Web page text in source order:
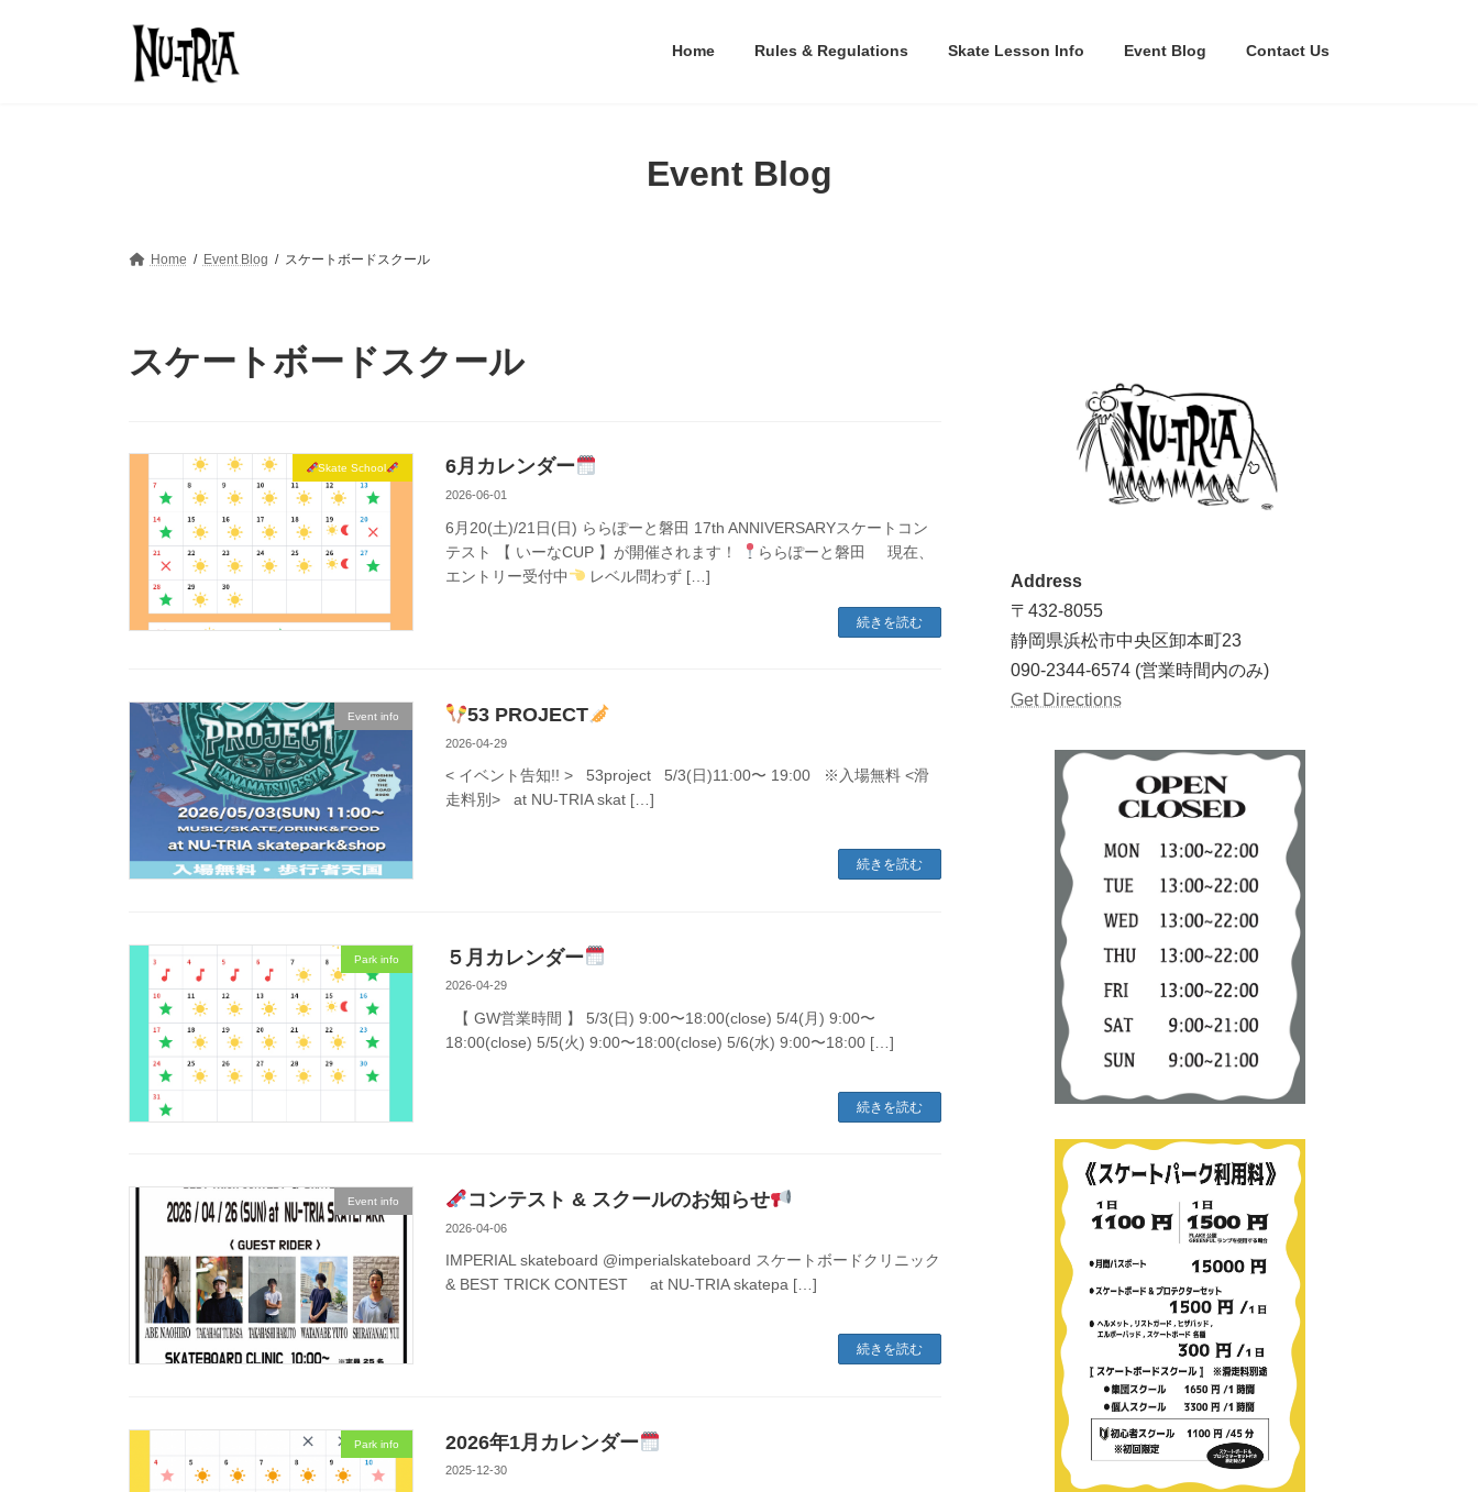
Home Rules & Regulations Skate Lesson Info Event Blog Contact Us
Event Blog
Home Event Blog スケートボードスクール
スケートボードスクール
Skate School 6月カレンダー
2026-06-01
6月20(土)/21日(日) ららぽーと磐田 17th ANNIVERSARYスケートコン
テスト 【 いーなCUP 】が開催されます！
ららぽーと磐田 現在、
エントリー受付中
レベル問わず […]
続きを読む
Event info 53 PROJECT
2026-04-29
< イベント告知!! > 53project 5/3(日)11:00〜 19:00 ※入場無料 <滑
走料別> at NU-TRIA skat […]
続きを読む
Park info ５月カレンダー
2026-04-29
【 GW営業時間 】 5/3(日) 9:00〜18:00(close) 5/4(月) 9:00〜
18:00(close) 5/5(火) 9:00〜18:00(close) 5/6(水) 9:00〜18:00 […]
続きを読む
Event info コンテスト & スクールのお知らせ
2026-04-06
IMPERIAL skateboard @imperialskateboard スケートボードクリニック
& BEST TRICK CONTEST at NU-TRIA skatepa […]
続きを読む
Park info 2026年1月カレンダー
2025-12-30
Address
〒432-8055
静岡県浜松市中央区卸本町23
090-2344-6574 (営業時間内のみ)
Get Directions